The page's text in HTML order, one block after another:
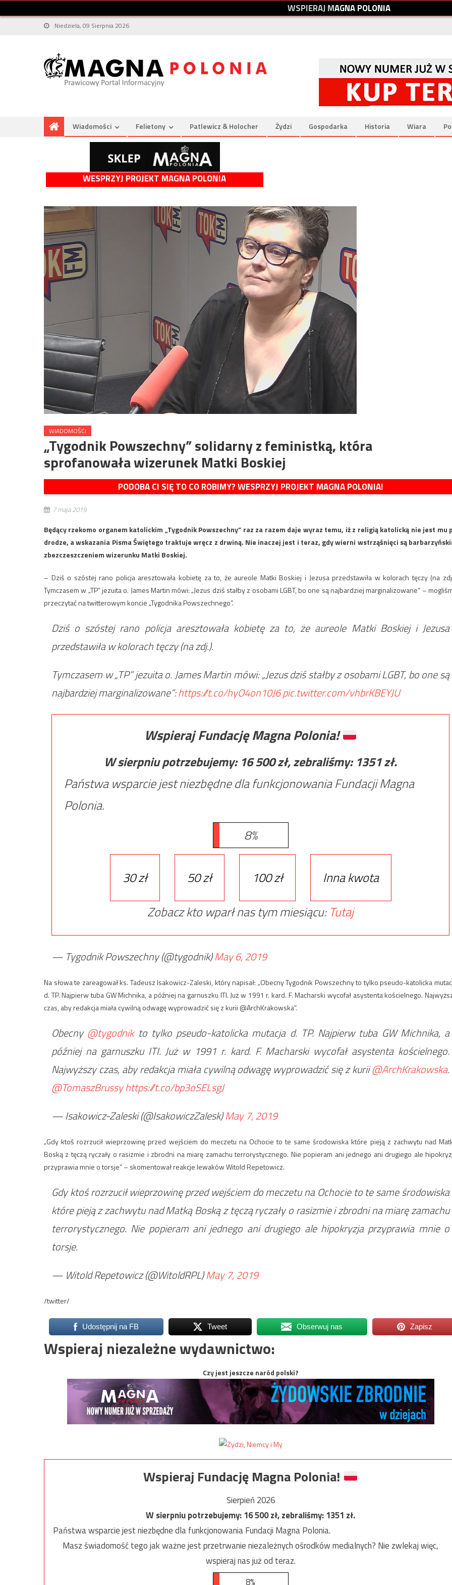
WSPIERAJMAGNAPOLONIA
Niedziela, 09 Sierpnia 2026
Wiadomości Felietony Patlewicz & Holocher Żydzi Gospodarka Historia Wiara
WESPRZYJ PROJEKT MAGNA POLONIA
WIADOMOŚCI
„Tygodnik Powszechny” solidarny z feministką, która
sprofanowała wizerunek Matki Boskiej
PODOBA CI SIĘ TO CO ROBIMY? WESPRZYJ PROJEKT MAGNA POLONIA!
7 maja 2019
Będący rzekomo organem katolickim „Tygodnik Powszechny” raz za razem daje wyraz temu, iż z religią katolicką nie jest mu
drodze, a wskazania Pisma Świętego traktuje wręcz z drwiną. Nie inaczej jest i teraz, gdy wierni wstrząśnięci są
zbezczeszczeniem wizerunku Matki Boskiej.
– Dziś o szóstej rano policja aresztowała kobietę za to, że aureole Matki Boskiej i Jezusa przedstawiła w kolorach tęczy (na
Tymczasem w „TP” jezuita o. James Martin mówi: „Jezus dziś stałby z osobami LGBT, bo one są najbardziej marginalizowane” –
przeczytać na twitterowym koncie „Tygodnika Powszechnego”.
Dziś o szóstej rano policja aresztowała kobietę za to, że aureole Matki Boskiej i Jezusa
przedstawiła w kolorach tęczy (na zdj.).
Tymczasem w „TP” jezuita o. James Martin mówi: „Jezus dziś stałby z osobami LGBT, bo one są
najbardziej marginalizowane”:https://t.co/hyO4on10J6pic.twitter.com/vhbrKBEYJU
Wspieraj Fundację Magna Polonia!
W sierpniu potrzebujemy: 16 500zł, zebraliśmy: 1351zł.
Państwa wsparcie jest niezbędne dla funkcjonowania Fundacji Magna
Polonia.
8%
30 zł 50 zł 100 zł
Inna kwota
Zobacz kto wparł nas tym miesiącu: Tutaj
— Tygodnik Powszechny (@tygodnik)May 6, 2019
Na słowa te zareagował ks. Tadeusz Isakowicz-Zaleski, który napisał: „Obecny Tygodnik Powszechny to tylko pseudo-katolicka
d. TP. Najpierw tuba GW Michnika, a później na garnuszku ITI. Już w 1991 r. kard. F. Macharski wycofał asystenta kościelnego.
czas, aby redakcja miała cywilną odwagę wyprowadzić się z kurii @ArchKrakowska”.
Obecny @tygodnikto tylko pseudo-katolicka mutacja d. TP. Najpierw tuba GW Michnika, a
później na garnuszku ITI. Już w 1991 r. kard. F. Macharski wycofał asystenta kościelnego.
Najwyższy czas, aby redakcja miała cywilną odwagę wyprowadzić się z kurii@ArchKrakowska.
@TomaszBrussyhttps://t.co/bp3oSELsgJ
— Isakowicz-Zaleski (@IsakowiczZalesk)May 7, 2019
„Gdy ktoś rozrzucił wieprzowinę przed wejściem do meczetu na Ochocie to te same środowiska które pieją z zachwytu nad
Boską z tęczą ryczały o rasizmie i zbrodni na miarę zamachu terrorystycznego. Nie popieram ani jednego ani drugiego ale
przyprawia mnie o torsje” – skomentował reakcje lewaków Witold Repetowicz.
Gdy ktoś rozrzucił wieprzowinę przed wejściem do meczetu na Ochocie to te same środowiska
które pieją z zachwytu nad Matką Boską z tęczą ryczały o rasizmie i zbrodni na miarę zamachu
terrorystycznego. Nie popieram ani jednego ani drugiego ale hipokryzja przyprawia mnie o
torsje.
— Witold Repetowicz (@WitoldRPL)May 7, 2019
/twitter/
Udostępnij na FB Tweet Obserwuj nas Zapisz
Wspieraj niezależne wydawnictwo:
Czy jest jeszcze naród polski?
Wspieraj Fundację Magna Polonia!
Sierpień 2026
W sierpniu potrzebujemy:16 500zł, zebraliśmy:1351 zł.
Państwa wsparcie jest niezbędne dla funkcjonowania Fundacji Magna Polonia.
Masz świadomość tego jak ważne jest przetrwanie niezależnych ośrodków medialnych? Nie zwlekaj więc,
wspieraj nas już od teraz.
8%